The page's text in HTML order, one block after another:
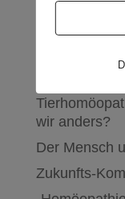
Neueste
wir anders?
Der Mensch
Zukunfts-